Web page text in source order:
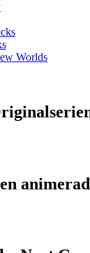
Worlds